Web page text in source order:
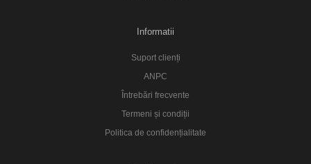
Informatii
Suport clienți
ANPC
Întrebări frecvente
Termeni și condiții
Politica de confidențialitate